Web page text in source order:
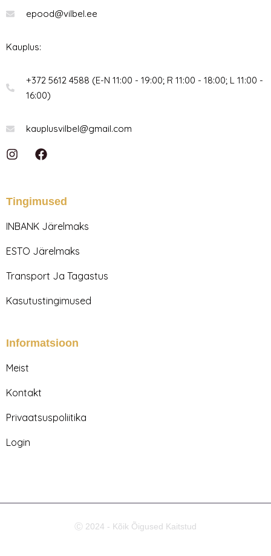
epood@vilbel.ee
Kauplus:
+372 5612 4588 (E-N 11:00 - 19:00; R 11:00 - 18:00; L 11:00 -
16:00)
kauplusvilbel@gmail.com
I
a
r
m
F
a
b
o
Tingimused
INBANK Järelmaks
ESTO Järelmaks
Transport Ja Tagastus
Kasutustingimused
Informatsioon
Meist
Kontakt
Privaatsuspoliitika
Login
Ⓒ 2024 - Kõik Õigused Kaitstud